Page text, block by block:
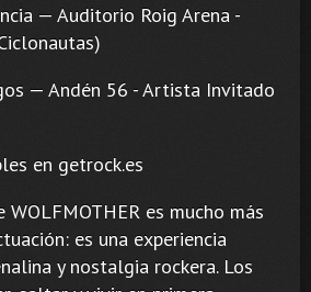
— Auditorio Roig Arena -
— Andén 56 - Artista Invitado
en getrock.es
es mucho más
es una experiencia
y nostalgia rockera. Los